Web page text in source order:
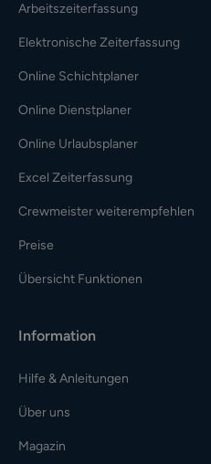
Arbeitszeiterfassung
Elektronische Zeiterfassung
Online Schichtplaner
Online Dienstplaner
Online Urlaubsplaner
Excel Zeiterfassung
Crewmeister weiterempfehlen
Preise
Übersicht Funktionen
Information
Hilfe & Anleitungen
Über uns
Magazin